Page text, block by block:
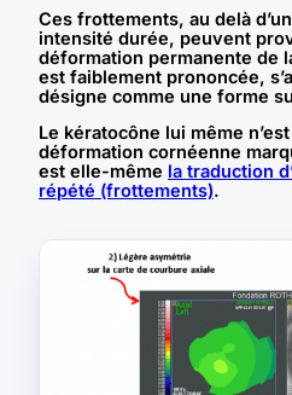
Ces frottements, au delà
intensité durée, peuvent
déformation permanente de
est faiblement prononcée,
désigne comme une forme
Le kératocône lui même
déformation cornéenne
est elle-même la traduction
répété (frottements).